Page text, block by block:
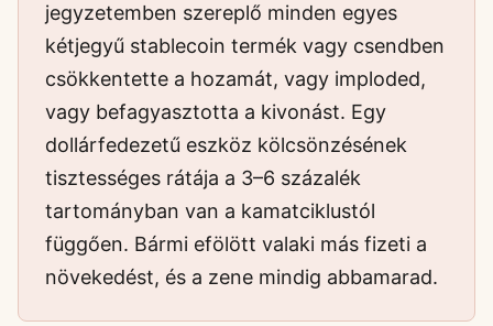
jegyzetemben szereplő minden egyes
kétjegyű stablecoin termék vagy csendben
csökkentette a hozamát, vagy imploded,
vagy befagyasztotta a kivonást. Egy
dollárfedezetű eszköz kölcsönzésének
tisztességes rátája a 3–6 százalék
tartományban van a kamatciklustól
függően. Bármi efölött valaki más fizeti a
növekedést, és a zene mindig abbamarad.